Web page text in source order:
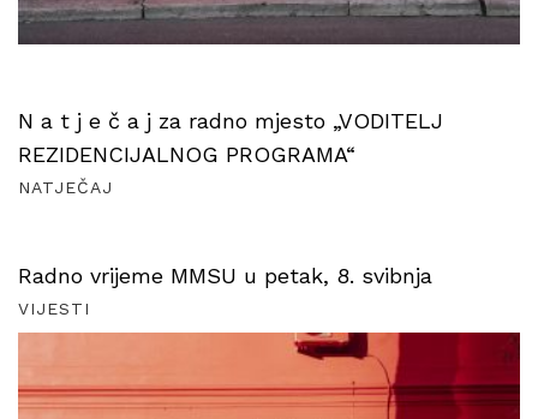
N a t j e č a j za radno mjesto „VODITELJ
REZIDENCIJALNOG PROGRAMA“
NATJEČAJ
Radno vrijeme MMSU u petak, 8. svibnja
VIJESTI